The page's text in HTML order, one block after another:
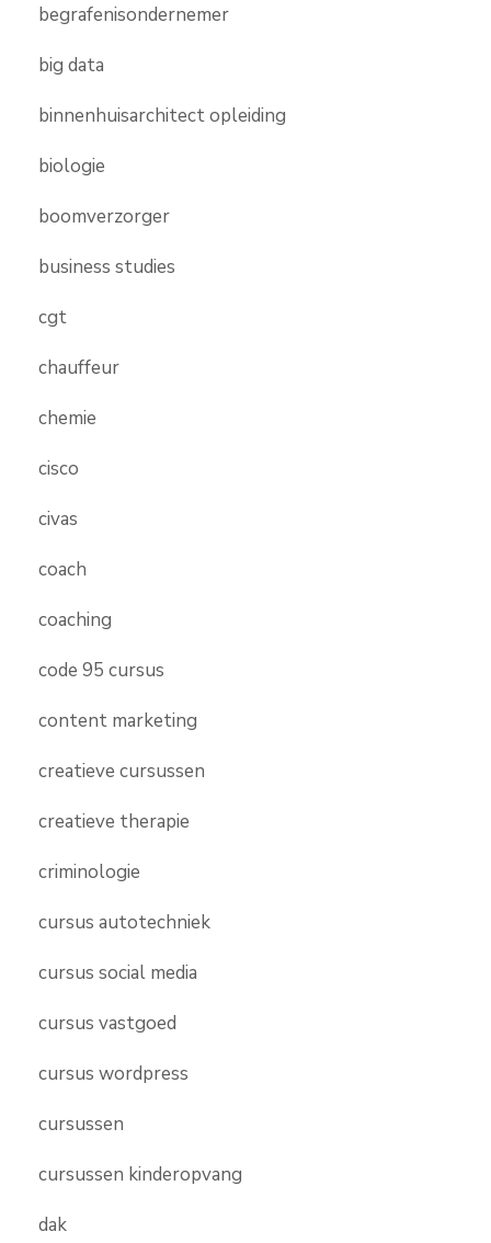
begrafenisondernemer
big data
binnenhuisarchitect opleiding
biologie
boomverzorger
business studies
cgt
chauffeur
chemie
cisco
civas
coach
coaching
code 95 cursus
content marketing
creatieve cursussen
creatieve therapie
criminologie
cursus autotechniek
cursus social media
cursus vastgoed
cursus wordpress
cursussen
cursussen kinderopvang
dak